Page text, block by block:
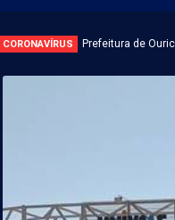
CORONAVÍRUS Prefeitura de